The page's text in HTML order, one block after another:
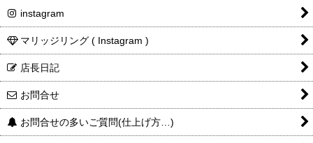
instagram
マリッジリング ( Instagram )
店長日記
お問合せ
お問合せの多いご質問(仕上げ方…)